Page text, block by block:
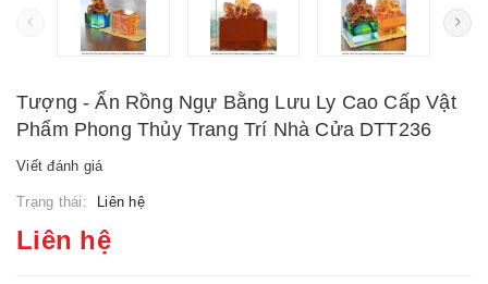
Tượng - Ấn Rồng Ngự Bằng Lưu Ly Cao Cấp Vật
Phẩm Phong Thủy Trang Trí Nhà Cửa DTT236
Viết đánh giá
Trạng thái: Liên hệ
Liên hệ